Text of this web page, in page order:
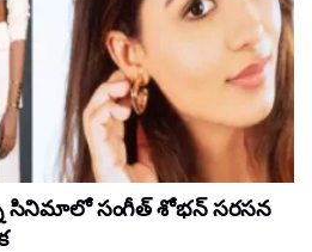
సినిమాలో సంగీత్ శోభన్ సరసన